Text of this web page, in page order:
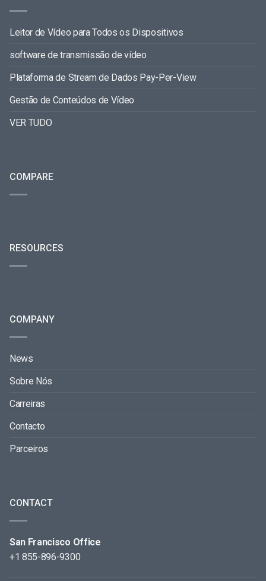
Leitor de Vídeo para Todos os Dispositivos
software de transmissão de vídeo
Plataforma de Stream de Dados Pay-Per-View
Gestão de Conteúdos de Vídeo
VER TUDO
COMPARE
RESOURCES
COMPANY
News
Sobre Nós
Carreiras
Contacto
Parceiros
CONTACT
San Francisco Office
+1 855-896-9300